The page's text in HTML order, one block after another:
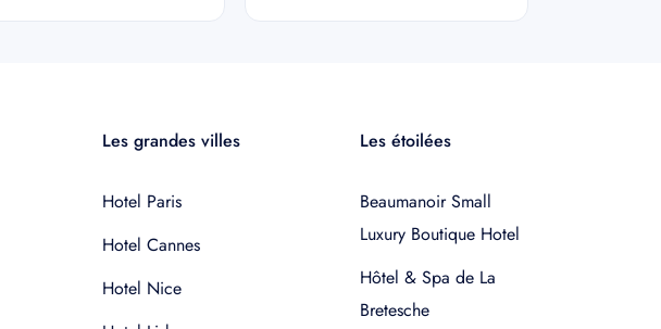
Les grandes villes
Hotel Paris
Hotel Cannes
Hotel Nice
Les étoilées
Beaumanoir Small
Luxury Boutique Hotel
Hôtel & Spa de La
Bretesche